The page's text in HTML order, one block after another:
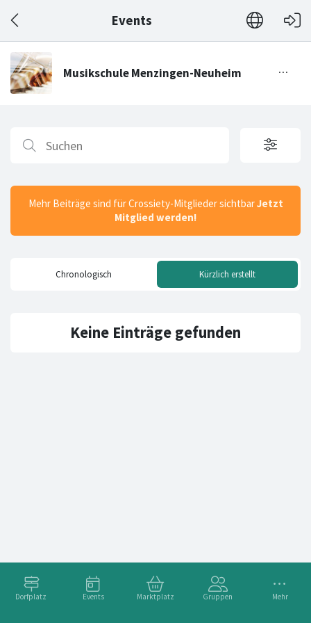
Events
Dorfplatz Events Marktplatz Gruppen Mehr
Mehr Beiträge sind für Crossiety-Mitglieder sichtbarJetzt
Mitglied werden!
Chronologisch Kürzlich erstellt
Keine Einträge gefunden